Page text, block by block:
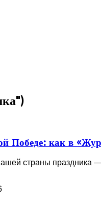
Победе: как в
страны праздника